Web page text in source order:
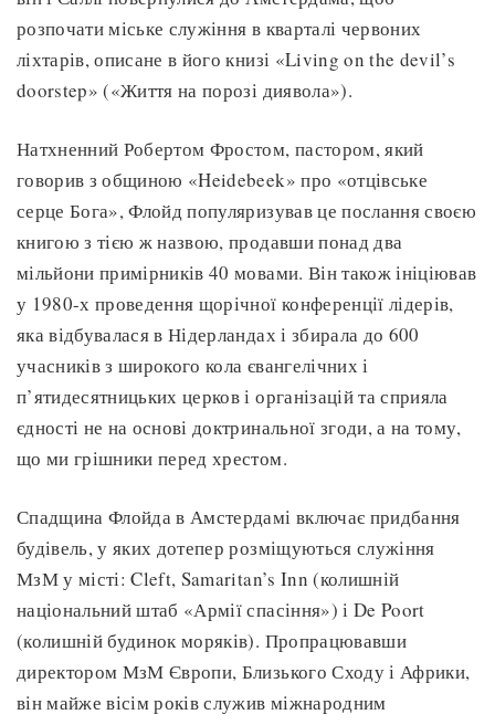
розпочати міське служіння в кварталі червоних
ліхтарів, описане в його книзі «Living on the devil’s
doorstep» («Життя на порозі диявола»).
Натхненний Робертом Фростом, пастором, який
говорив з общиною «Heidebeek» про «отцівське
серце Бога», Флойд популяризував це послання своєю
книгою з тією ж назвою, продавши понад два
мільйони примірників 40 мовами. Він також ініціював
у 1980-х проведення щорічної конференції лідерів,
яка відбувалася в Нідерландах і збирала до 600
учасників з широкого кола євангелічних і
п’ятидесятницьких церков і організацій та сприяла
єдності не на основі доктринальної згоди, а на тому,
що ми грішники перед хрестом.
Спадщина Флойда в Амстердамі включає придбання
будівель, у яких дотепер розміщуються служіння
МзМ у місті: Cleft, Samaritan’s Inn (колишній
національний штаб «Армії спасіння») і De Poort
(колишній будинок моряків). Пропрацювавши
директором МзМ Європи, Близького Сходу і Африки,
він майже вісім років служив міжнародним